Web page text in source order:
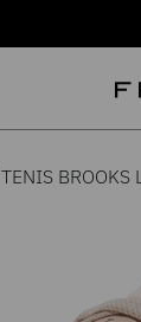
TENIS BROOKS